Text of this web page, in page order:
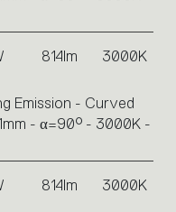
814lm 3000K
Emission - Curved
- α=90° - 3000K -
814lm 3000K